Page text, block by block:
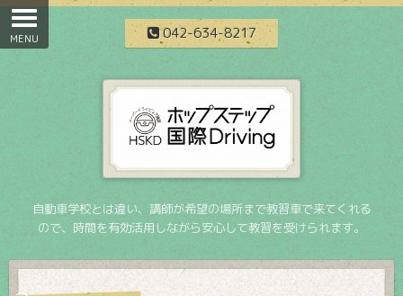
042-634-8217
自動車学校とは違い、講師が希望の場所まで教習車で来てくれる
ので、時間を有効活用しながら安心して教習を受けられます。